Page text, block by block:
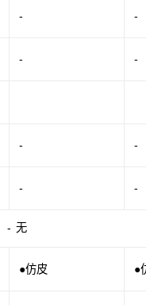
- 无
- -
- -
- -
- -
●仿皮 ●